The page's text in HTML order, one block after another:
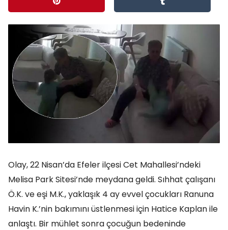
Olay, 22 Nisan’da Efeler ilçesi Cet Mahallesi’ndeki
Melisa Park Sitesi’nde meydana geldi. Sıhhat çalışanı
Ö.K. ve eşi M.K., yaklaşık 4 ay evvel çocukları Ranuna
Havin K.’nin bakımını üstlenmesi için Hatice Kaplan ile
anlaştı. Bir mühlet sonra çocuğun bedeninde